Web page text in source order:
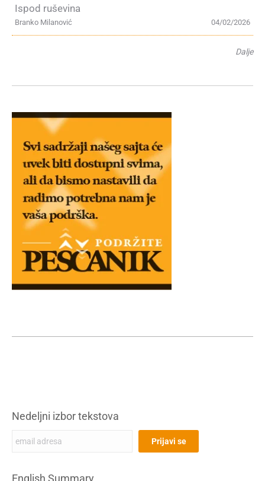
Ispod ruševina
04/02/2026
Branko Milanović
Dalje
Nedeljni izbor tekstova
English Summary